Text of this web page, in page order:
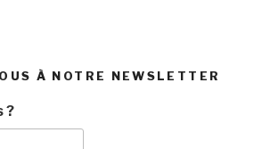
À NOTRE NEWSLETTER
?